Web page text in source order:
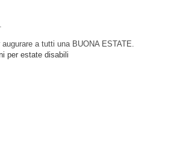
a tutti una BUONA ESTATE.